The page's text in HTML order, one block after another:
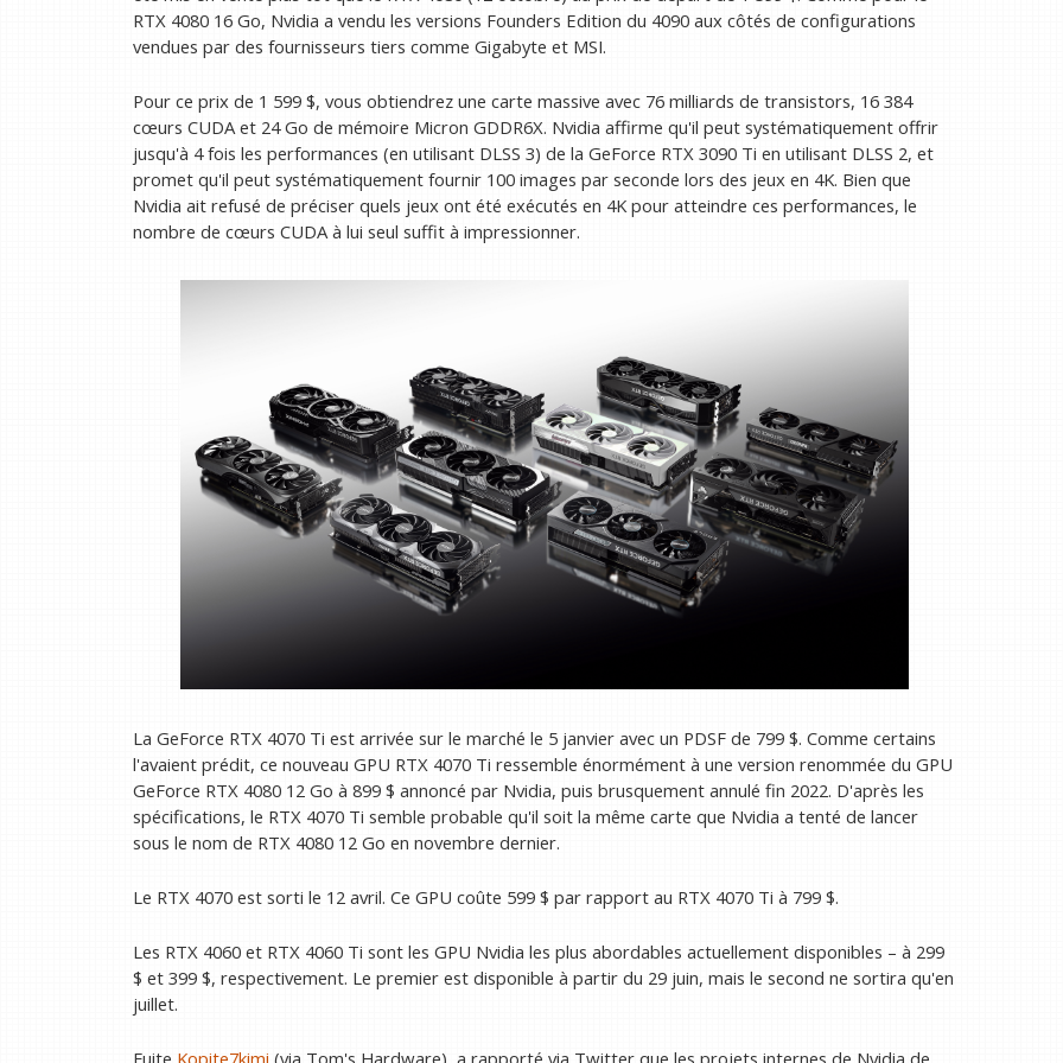
RTX 4080 16 Go, Nvidia a vendu les versions Founders Edition du 4090 aux côtés de configurations
vendues par des fournisseurs tiers comme Gigabyte et MSI.
Pour ce prix de 1 599 $, vous obtiendrez une carte massive avec 76 milliards de transistors, 16 384
cœurs CUDA et 24 Go de mémoire Micron GDDR6X. Nvidia affirme qu'il peut systématiquement offrir
jusqu'à 4 fois les performances (en utilisant DLSS 3) de la GeForce RTX 3090 Ti en utilisant DLSS 2, et
promet qu'il peut systématiquement fournir 100 images par seconde lors des jeux en 4K. Bien que
Nvidia ait refusé de préciser quels jeux ont été exécutés en 4K pour atteindre ces performances, le
nombre de cœurs CUDA à lui seul suffit à impressionner.
La GeForce RTX 4070 Ti est arrivée sur le marché le 5 janvier avec un PDSF de 799 $. Comme certains
l'avaient prédit, ce nouveau GPU RTX 4070 Ti ressemble énormément à une version renommée du GPU
GeForce RTX 4080 12 Go à 899 $ annoncé par Nvidia, puis brusquement annulé fin 2022. D'après les
spécifications, le RTX 4070 Ti semble probable qu'il soit la même carte que Nvidia a tenté de lancer
sous le nom de RTX 4080 12 Go en novembre dernier.
Le RTX 4070 est sorti le 12 avril. Ce GPU coûte 599 $ par rapport au RTX 4070 Ti à 799 $.
Les RTX 4060 et RTX 4060 Ti sont les GPU Nvidia les plus abordables actuellement disponibles – à 299
$ et 399 $, respectivement. Le premier est disponible à partir du 29 juin, mais le second ne sortira qu'en
juillet.
Fuite Kopite7kimi (via Tom's Hardware), a rapporté via Twitter que les projets internes de Nvidia de